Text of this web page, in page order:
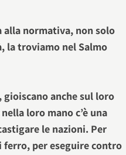
alla normativa, non solo
la troviamo nel Salmo
anche sul loro
loro mano c’è una
le nazioni. Per
per eseguire contro